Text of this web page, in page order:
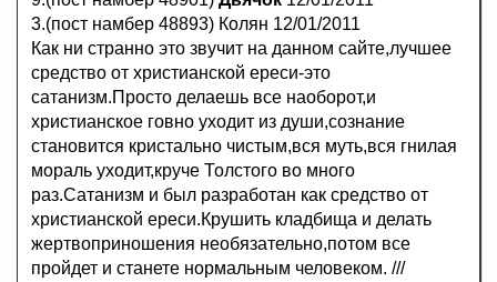
3.(пост намбер 48893) Колян 12/01/2011
Как ни странно это звучит на данном сайте,лучшее
средство от христианской ереси-это
сатанизм.Просто делаешь все наоборот,и
христианское говно уходит из души,сознание
становится кристально чистым,вся муть,вся гнилая
мораль уходит,круче Толстого во много
раз.Сатанизм и был разработан как средство от
христианской ереси.Крушить кладбища и делать
жертвоприношения необязательно,потом все
пройдет и станете нормальным человеком. ///